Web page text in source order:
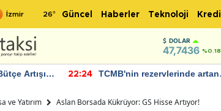
26° Güncel Haberler Teknoloji Kredi
DOLAR
47,7436 %0.18
Artışı
22:24
TCMB'nin rezervlerinde artan
ve Yatırım Aslan Borsada Kükrüyor: GS Hisse Artıyor!